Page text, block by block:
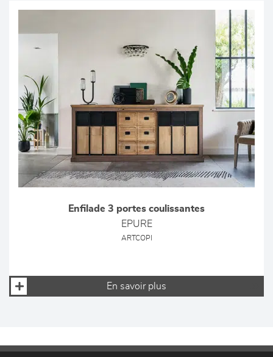
Enfilade 3 portes coulissantes
EPURE
ARTCOPI
En savoir plus